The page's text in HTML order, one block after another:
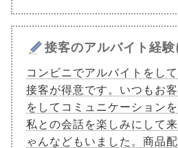
接客のアルバイト経験
コンビニでアルバイトをし
接客が得意です。いつもお
をしてコミュニケーション
私との会話を楽しみにして
ゃんなどもいました。商品